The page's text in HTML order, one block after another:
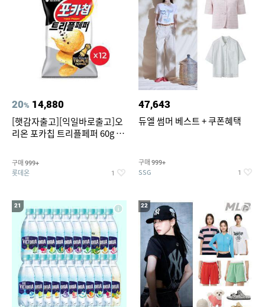
20% 14,880
[햇감자출고][익일바로출고]오
리온 포카칩 트리플페퍼 60g 12
구매 999+
롯데온 1
47,643
듀엘 썸머 베스트 + 쿠폰혜택
구매 999+
SSG 1
21 22